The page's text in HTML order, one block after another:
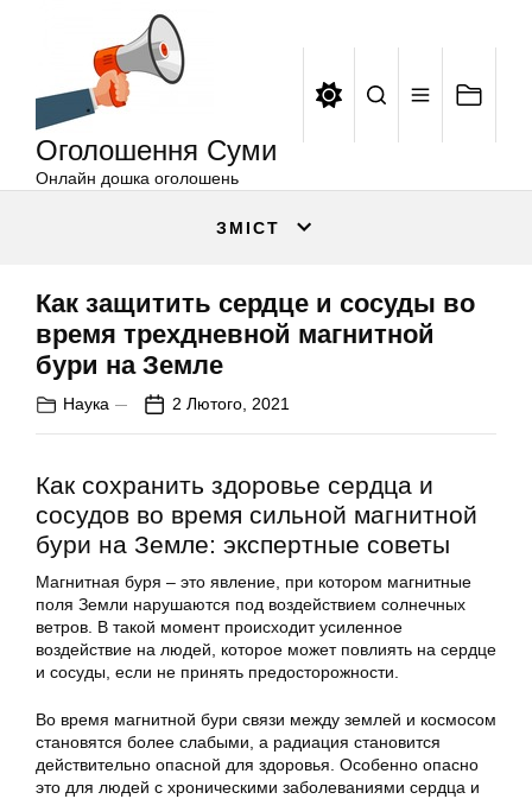
Оголошення Суми
Онлайн дошка оголошень
ЗМІСТ
Как защитить сердце и сосуды во
время трехдневной магнитной
бури на Земле
Наука 2 Лютого, 2021
Как сохранить здоровье сердца и
сосудов во время сильной магнитной
бури на Земле: экспертные советы
Магнитная буря – это явление, при котором магнитные
поля Земли нарушаются под воздействием солнечных
ветров. В такой момент происходит усиленное
воздействие на людей, которое может повлиять на сердце
и сосуды, если не принять предосторожности.
Во время магнитной бури связи между землей и космосом
становятся более слабыми, а радиация становится
действительно опасной для здоровья. Особенно опасно
это для людей с хроническими заболеваниями сердца и